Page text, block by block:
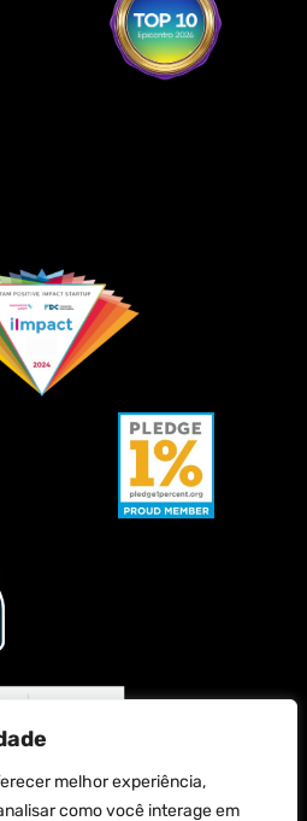
melhor experiência,
como você interage em